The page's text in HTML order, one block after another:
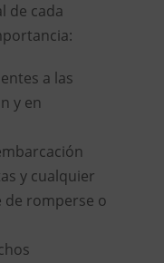
de cada
a las
y en
y cualquier
romperse o